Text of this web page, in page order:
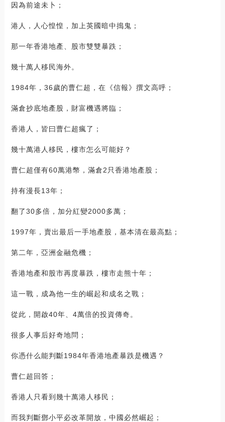
因為前途未卜；
港人，人心惶惶，加上英國暗中搗鬼；
那一年香港地產、股市雙雙暴跌；
幾十萬人移民海外。
1984年，36歲的曹仁超，在《信報》撰文高呼；
滿倉抄底地產股，財富機遇將臨；
香港人，皆曰曹仁超瘋了；
幾十萬港人移民，樓市怎么可能好？
曹仁超僅有60萬港幣，滿倉2只香港地產股；
持有漫長13年；
翻了30多倍，加分紅變2000多萬；
1997年，賣出最后一手地產股，基本清在最高點；
第二年，亞洲金融危機；
香港地產和股市再度暴跌，樓市走熊十年；
這一戰，成為他一生的崛起和成名之戰；
從此，開啟40年、4萬倍的投資傳奇。
很多人事后好奇地問；
你憑什么能判斷1984年香港地產暴跌是機遇？
曹仁超回答；
香港人只看到幾十萬港人移民；
而我判斷鄧小平必改革開放，中國必然崛起；